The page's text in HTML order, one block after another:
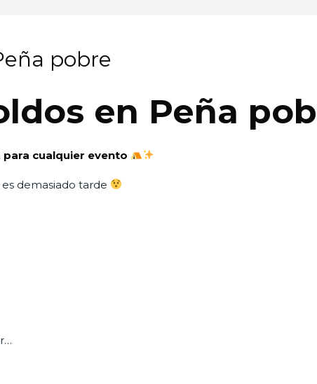
pobre
en Peña
cualquier evento
demasiado tarde